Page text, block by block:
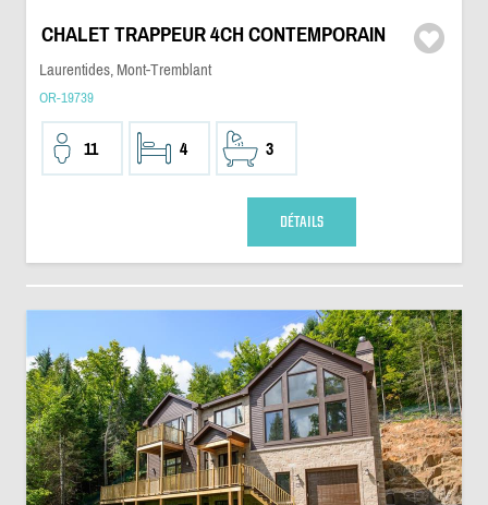
CHALET TRAPPEUR 4CH CONTEMPORAIN
Laurentides, Mont-Tremblant
OR-19739
11 4 3
DÉTAILS